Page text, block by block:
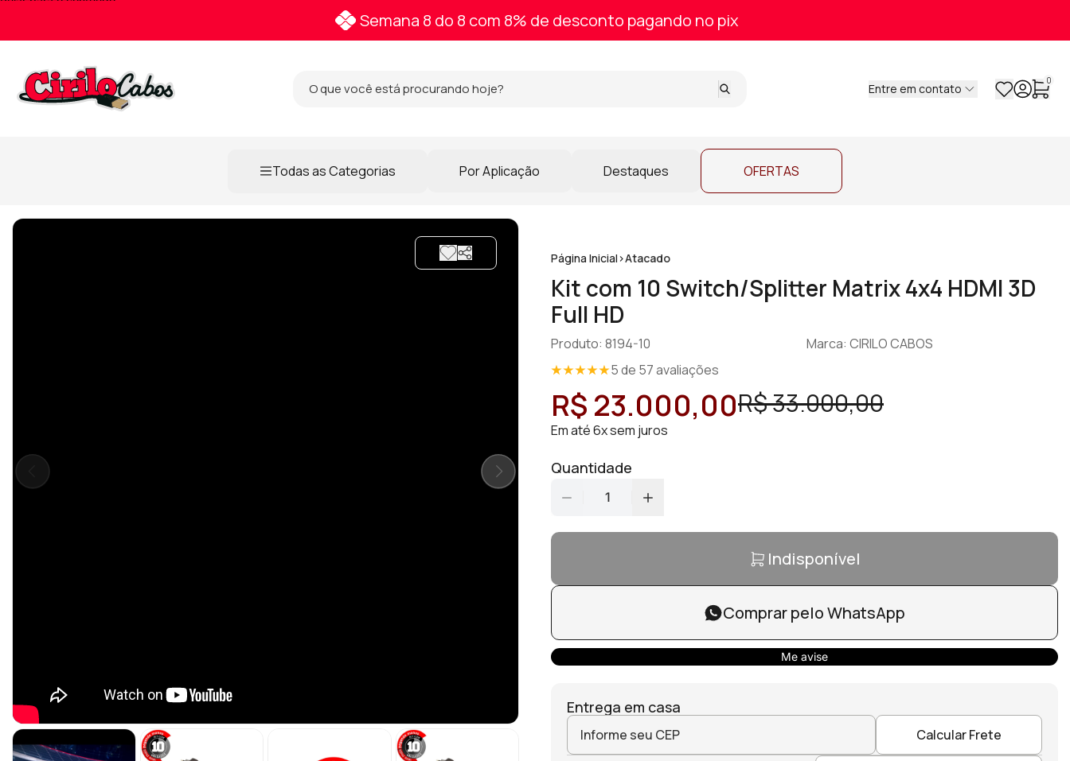
Semana 8 do 8 com 8% de desconto pagando no pix
Entre em contato
0
Todas as Categorias Por Aplicação Destaques OFERTAS
Página Inicial>Atacado
Kit com 10 Switch/Splitter Matrix 4x4 HDMI 3D
Full HD
Produto: 8194-10
Marca: CIRILO CABOS
5 de 57 avaliações
R$ 23.000,00R$ 33.000,00
Em até 6x sem juros
Quantidade
1
Indisponível
Comprar pelo WhatsApp
Me avise
Entrega em casa
Calcular Frete